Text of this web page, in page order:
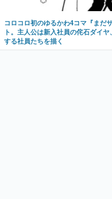
コロコロ初のゆるかわ4コマ『まだ
ト。主人公は新入社員の侘石ダイ
する社員たちを描く